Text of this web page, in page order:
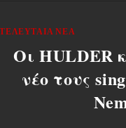
ΤΕΛΕΥΤΑΊΑ ΝΈΑ
Οι HULDER
νέο τους